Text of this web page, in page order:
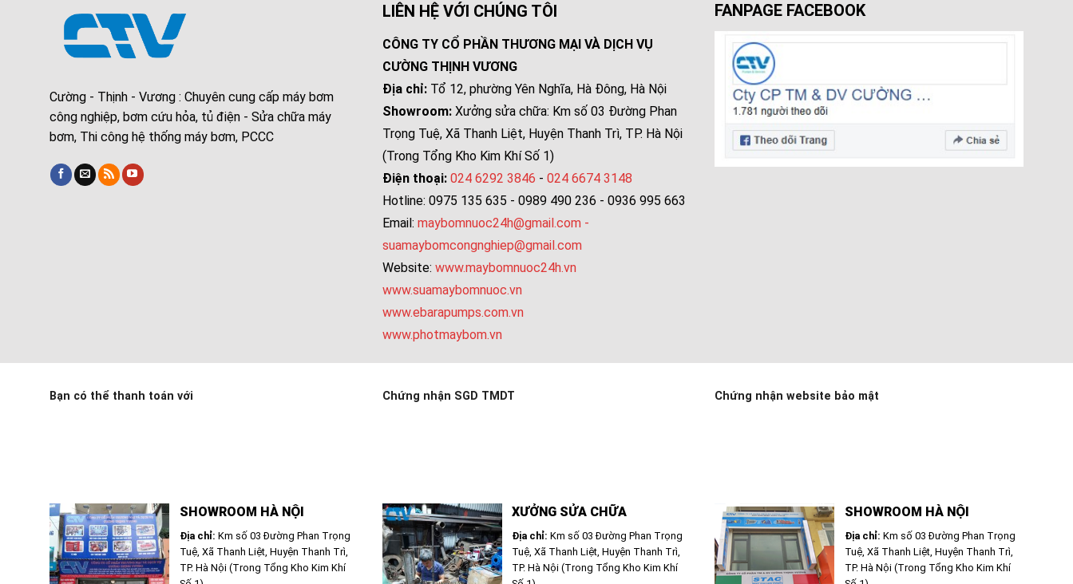
Cường - Thịnh - Vương : Chuyên cung cấp máy bơm
công nghiệp, bơm cứu hỏa, tủ điện - Sửa chữa máy
bơm, Thi công hệ thống máy bơm, PCCC
LIÊN HỆ VỚI CHÚNG TÔI
CÔNG TY CỔ PHẦN THƯƠNG MẠI VÀ DỊCH VỤ
CƯỜNG THỊNH VƯƠNG
Địa chỉ:Tổ 12, phường Yên Nghĩa, Hà Đông, Hà Nội
Showroom:Xưởng sửa chữa: Km số 03 Đường Phan
Trọng Tuệ, Xã Thanh Liệt, Huyện Thanh Trì, TP. Hà Nội
(Trong Tổng Kho Kim Khí Số 1)
Điện thoại: 024 6292 3846 - 024 6674 3148
Hotline: 0975 135 635 - 0989 490 236 - 0936 995 663
Email: maybomnuoc24h@gmail.com -
suamaybomcongnghiep@gmail.com
Website: www.maybomnuoc24h.vn
www.suamaybomnuoc.vn
www.ebarapumps.com.vn
www.photmaybom.vn
FANPAGE FACEBOOK
Bạn có thể thanh toán với Chứng nhận SGD TMDT Chứng nhận website bảo mật
SHOWROOM HÀ NỘI
Địa chỉ: Km số 03 Đường Phan Trọng
Tuệ, Xã Thanh Liệt, Huyện Thanh Trì,
TP. Hà Nội (Trong Tổng Kho Kim Khí
XƯỞNG SỬA CHỮA
Địa chỉ: Km số 03 Đường Phan Trọng
Tuệ, Xã Thanh Liệt, Huyện Thanh Trì,
TP. Hà Nội (Trong Tổng Kho Kim Khí
SHOWROOM HÀ NỘI
Địa chỉ: Km số 03 Đường Phan Trọng
Tuệ, Xã Thanh Liệt, Huyện Thanh Trì,
TP. Hà Nội (Trong Tổng Kho Kim Khí